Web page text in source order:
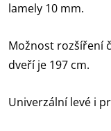
lamely 10 mm.
Možnost rozšíření
dveří je 197 cm.
Univerzální levé i